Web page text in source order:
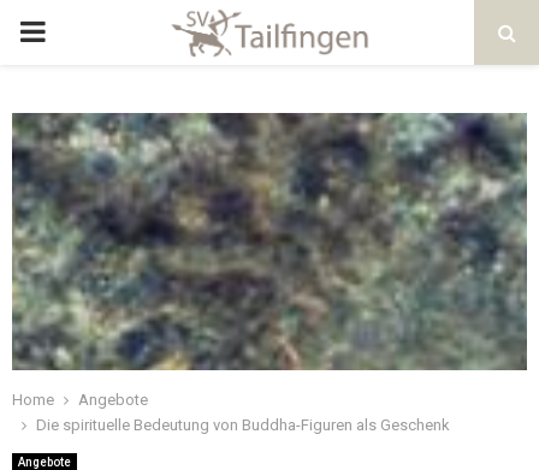
Home
Angebote
Die spirituelle Bedeutung von Buddha-Figuren als Geschenk
Angebote